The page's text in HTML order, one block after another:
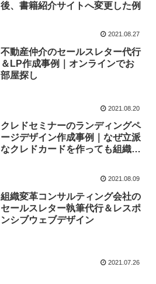
後、書籍紹介サイトへ変更した例
2021.08.27
不動産仲介のセールスレター代行
＆LP作成事例｜オンラインでお
部屋探し
2021.08.20
クレドセミナーのランディングペ
ージデザイン作成事例｜なぜ立派
なクレドカードを作っても組織は
2021.08.09
組織変革コンサルティング会社の
セールスレター執筆代行＆レスポ
ンシブウェブデザイン
2021.07.26